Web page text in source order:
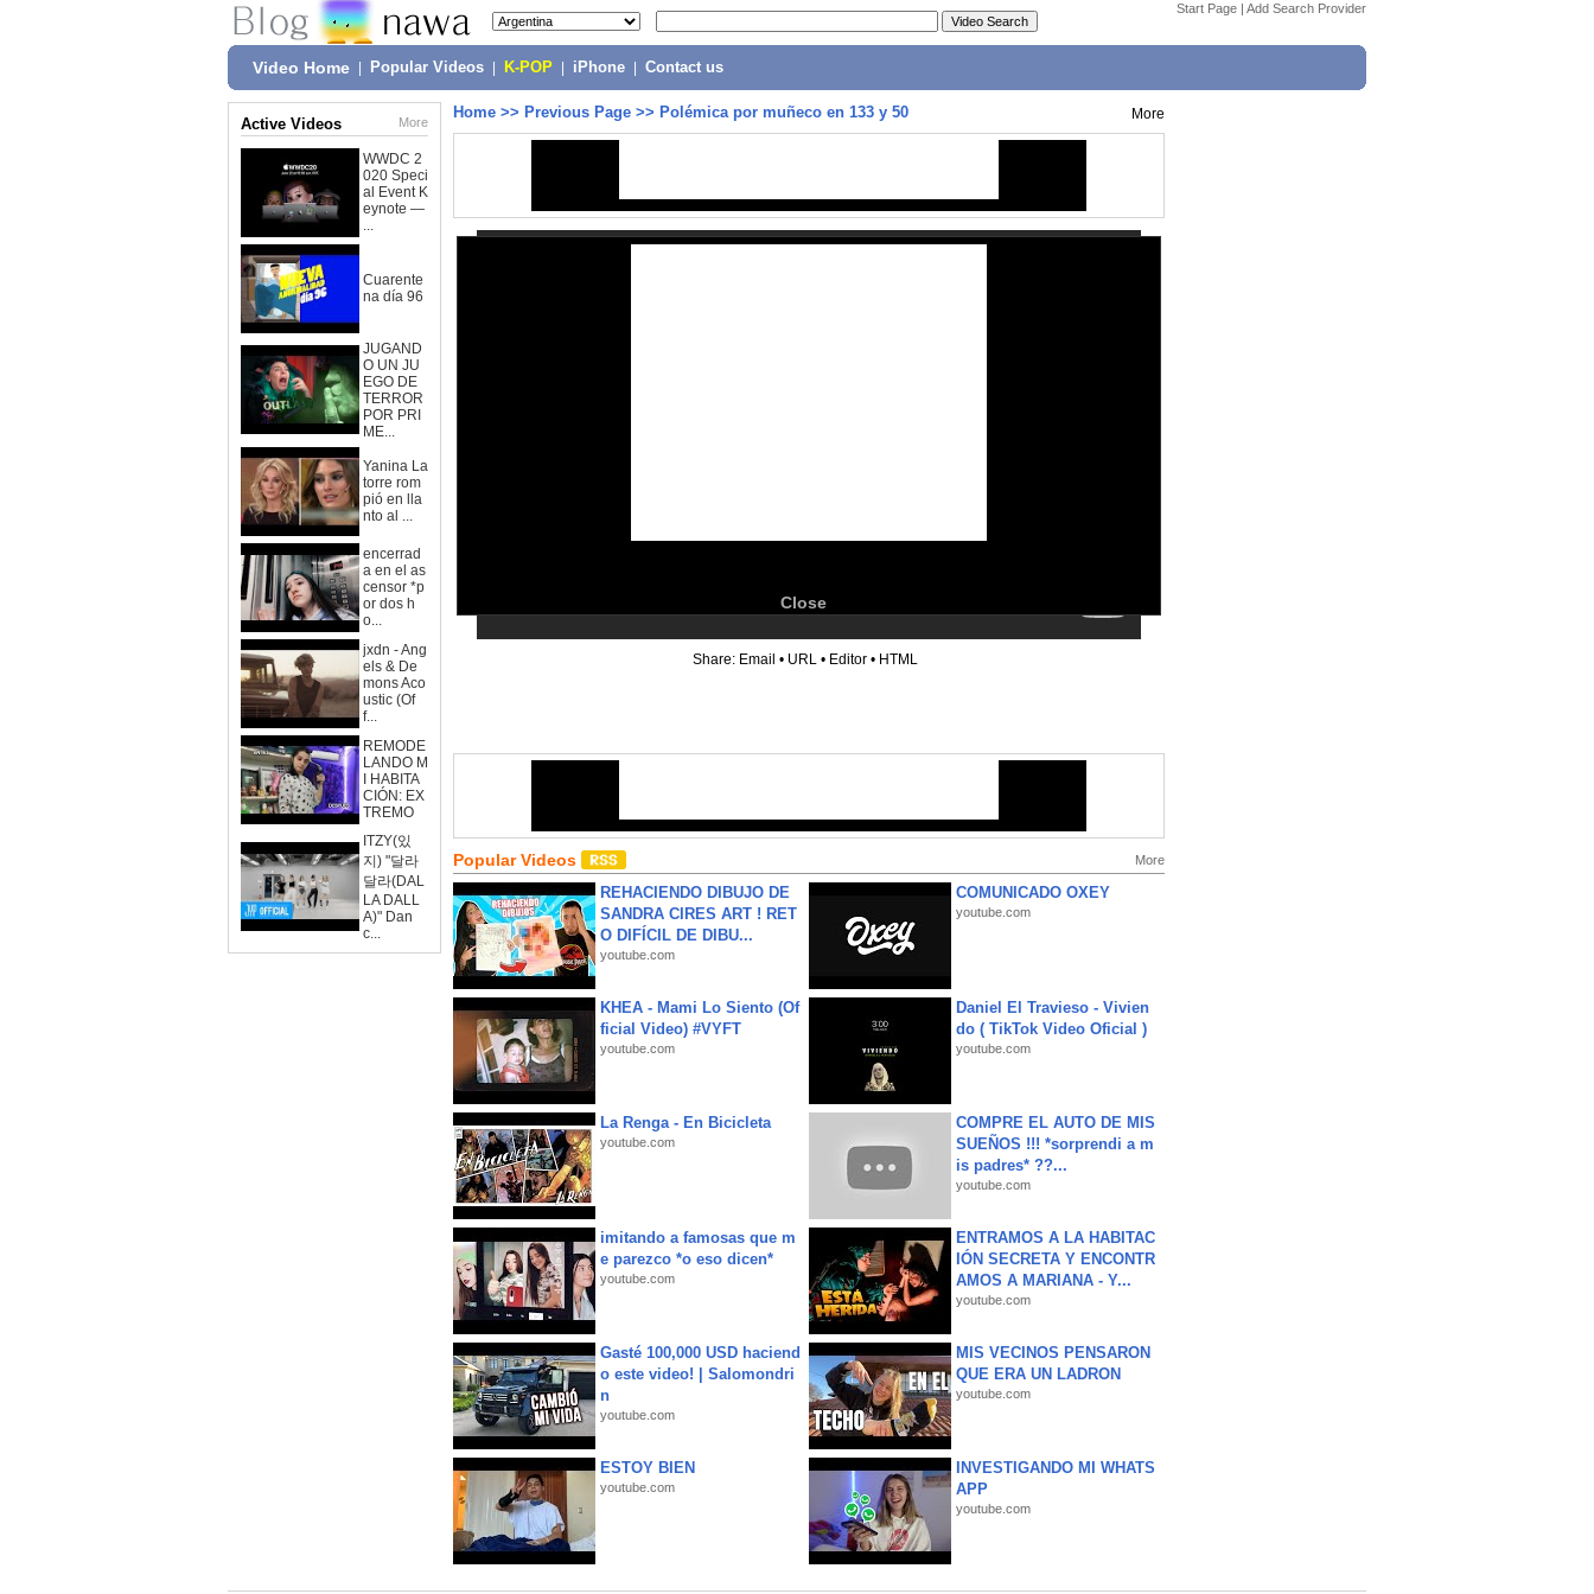
Start Page | Add Search Provider
Video Home Popular Videos K-POP iPhone Contact us
Active Videos More
WWDC 2
020 Speci
al Event K
eynote —
...
Cuarente
na día 96
JUGAND
O UN JU
EGO DE
TERROR
POR PRI
ME...
Yanina La
torre rom
pió en lla
nto al ...
encerrad
a en el as
censor *p
or dos h
o...
jxdn - Ang
els & De
mons Aco
ustic (Of
f...
REMODE
LANDO M
I HABITA
CIÓN: EX
TREMO
ITZY(있
지) "달라
달라(DAL
LA DALL
A)" Dan
c...
Home >> Previous Page >> Polémica por muñeco en 133 y 50 More
Close
Share: Email • URL • Editor • HTML
Popular Videos More
REHACIENDO DIBUJO DE
SANDRA CIRES ART ! RET
O DIFÍCIL DE DIBU...
youtube.com
COMUNICADO OXEY
youtube.com
KHEA - Mami Lo Siento (Of
ficial Video) #VYFT
youtube.com
Daniel El Travieso - Vivien
do ( TikTok Video Oficial )
youtube.com
La Renga - En Bicicleta
youtube.com
COMPRE EL AUTO DE MIS
SUEÑOS !!! *sorprendi a m
is padres* ??...
youtube.com
imitando a famosas que m
e parezco *o eso dicen*
youtube.com
ENTRAMOS A LA HABITAC
IÓN SECRETA Y ENCONTR
AMOS A MARIANA - Y...
youtube.com
Gasté 100,000 USD haciend
o este video! | Salomondri
n
youtube.com
MIS VECINOS PENSARON
QUE ERA UN LADRON
youtube.com
ESTOY BIEN
youtube.com
INVESTIGANDO MI WHATS
APP
youtube.com